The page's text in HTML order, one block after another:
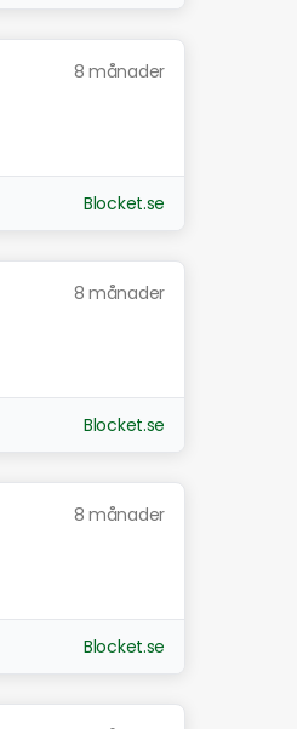
8 månader
Blocket.se
8 månader
Blocket.se
8 månader
Blocket.se